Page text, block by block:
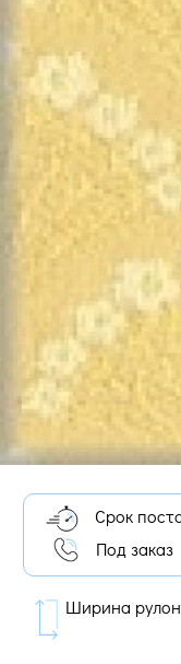
Срок
Под заказ
Ширина